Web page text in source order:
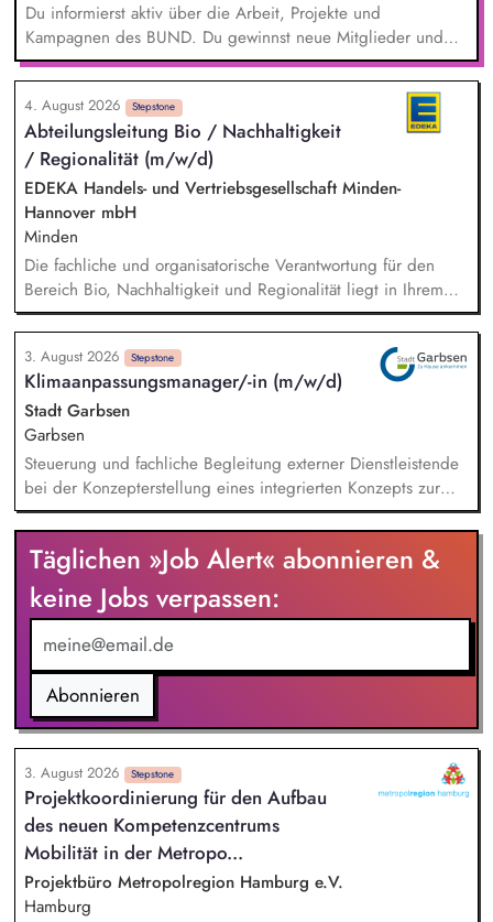
Du informierst aktiv über die Arbeit, Projekte und
Kampagnen des BUND. Du gewinnst neue Mitglieder und
stärkst damit langfristig den Umwelt- und Naturschutz. Du
beantwortest Fragen zu Umwelt-, Arten- und Klimaschutz nach
bestem Wissen und Gewissen. Du unterstützt Kampagnen
und Aktionen, beispielsweise durch das Sammeln von
Unterschriften für Petitionen.
4. August 2026 Stepstone
Abteilungsleitung Bio / Nachhaltigkeit
/ Regionalität (m/w/d)
EDEKA Handels- und Vertriebsgesellschaft Minden-
Hannover mbH
Minden
Die fachliche und organisatorische Verantwortung für den
Bereich Bio, Nachhaltigkeit und Regionalität liegt in Ihrem
Aufgabenbereich. Neue Ideen bringen Sie aktiv ein,
gestalten Veränderungen kreativ mit und treiben die
strategische Weiterentwicklung des Bereichs mit analytischem
Denken voran. Sortiments- und Nachhaltigkeitsstrategien
entwickeln Sie weiter und setzen Impulse für ein
zukunftsfähiges Angebot und stellen dabei sicher, dass
relevante Qualitäts-, Nachhaltigkeits- und
Zertifizierungsanforderungen berücksichtigt werden. Sie
analysieren Markt-, Kunden- und Sortimentsentwicklungen und
leiten daraus konkrete Maßnahmen ab. Potenziale für
nachhaltige, regionale und biologische Sortimente
identifizieren Sie und begleiten deren Umsetzung.
3. August 2026 Stepstone
Klimaanpassungsmanager/-in (m/w/d)
Stadt Garbsen
Garbsen
Steuerung und fachliche Begleitung externer Dienstleistende
bei der Konzepterstellung eines integrierten Konzepts zur
nachhaltigen Klimaanpassung und für Natürlichen
Klimaschutz. Analyse klimatischer Risiken und Betroffenheiten
der Kommune (z. B. Hitze, Starkregen, Trockenheit).
Identifikation kommunaler Handlungsfelder der
Klimaanpassung. Erarbeitung eines Maßnahmenkatalogs mit
Priorisierung zur Entwicklung von Umsetzungsstrategien.
Integration der Klimaanpassung als Querschnittsaufgabe in
bestehende Verwaltungsprozesse und Strukturen.
Täglichen »Job Alert« abonnieren &
keine Jobs verpassen:
Abonnieren
3. August 2026 Stepstone
Projektkoordinierung für den Aufbau
des neuen Kompetenzcentrums
Mobilität in der Metropo...
Projektbüro Metropolregion Hamburg e.V.
Hamburg